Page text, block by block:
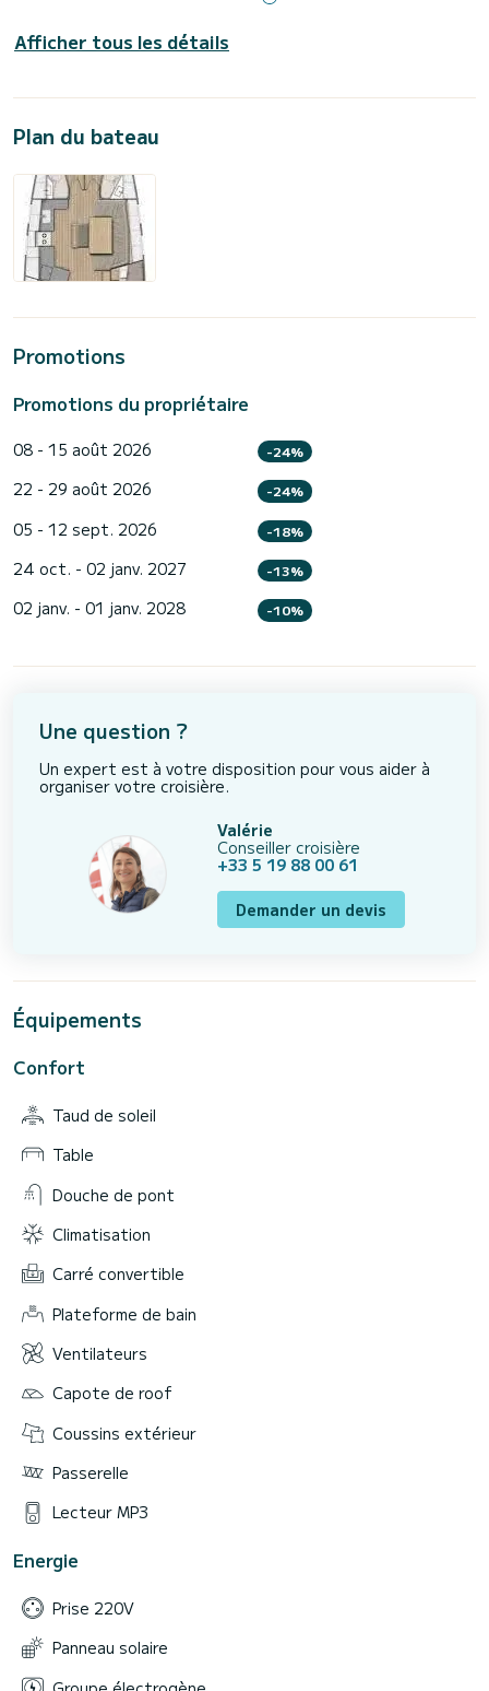
Afficher tous les détails
Plan du bateau
Promotions
Promotions du propriétaire
08 - 15 août 2026 -24%
22 - 29 août 2026 -24%
05 - 12 sept. 2026 -18%
24 oct. - 02 janv. 2027 -13%
02 janv. - 01 janv. 2028 -10%
Une question ?
Un expert est à votre disposition pour vous aider à
organiser votre croisière.
Valérie
Conseiller croisière
+33 5 19 88 00 61
Demander un devis
Équipements
Confort
Taud de soleil
Table
Douche de pont
Climatisation
Carré convertible
Plateforme de bain
Ventilateurs
Capote de roof
Coussins extérieur
Passerelle
Lecteur MP3
Energie
Prise 220V
Panneau solaire